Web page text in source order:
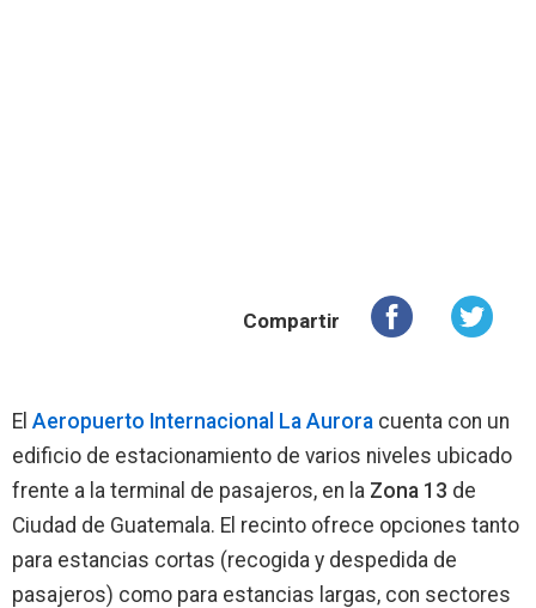
Compartir
El Aeropuerto Internacional La Aurora cuenta con un
edificio de estacionamiento de varios niveles ubicado
frente a la terminal de pasajeros, en la Zona 13 de
Ciudad de Guatemala. El recinto ofrece opciones tanto
para estancias cortas (recogida y despedida de
pasajeros) como para estancias largas, con sectores